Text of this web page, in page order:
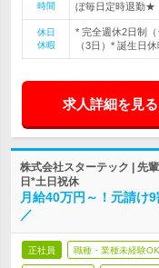
時間
ぼ毎日定時退勤★
休日
休暇
* 完全週休2日制
（3日）* 誕生日
求人詳細を見る
株式会社スターテック | 先
日*土日祝休
月給40万円～！元請け
／
正社員 職種・業種未経験OK